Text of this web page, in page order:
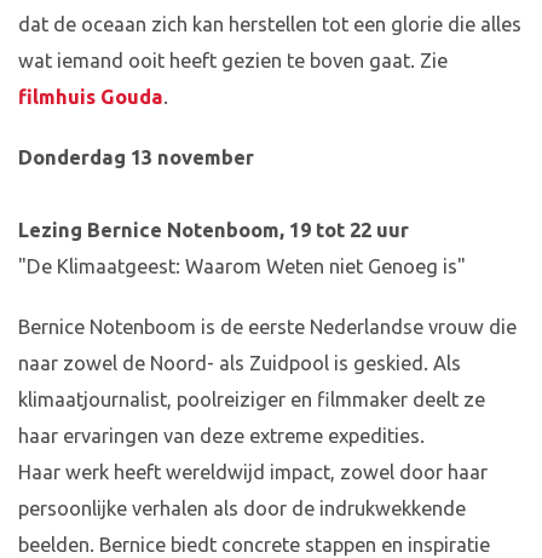
dat de oceaan zich kan herstellen tot een glorie die alles
wat iemand ooit heeft gezien te boven gaat. Zie
filmhuis Gouda.
Donderdag 13 november
Lezing Bernice Notenboom, 19 tot 22 uur
"De Klimaatgeest: Waarom Weten niet Genoeg is"
Bernice Notenboom is de eerste Nederlandse vrouw die
naar zowel de Noord- als Zuidpool is geskied. Als
klimaatjournalist, poolreiziger en filmmaker deelt ze
haar ervaringen van deze extreme expedities.
Haar werk heeft wereldwijd impact, zowel door haar
persoonlijke verhalen als door de indrukwekkende
beelden. Bernice biedt concrete stappen en inspiratie